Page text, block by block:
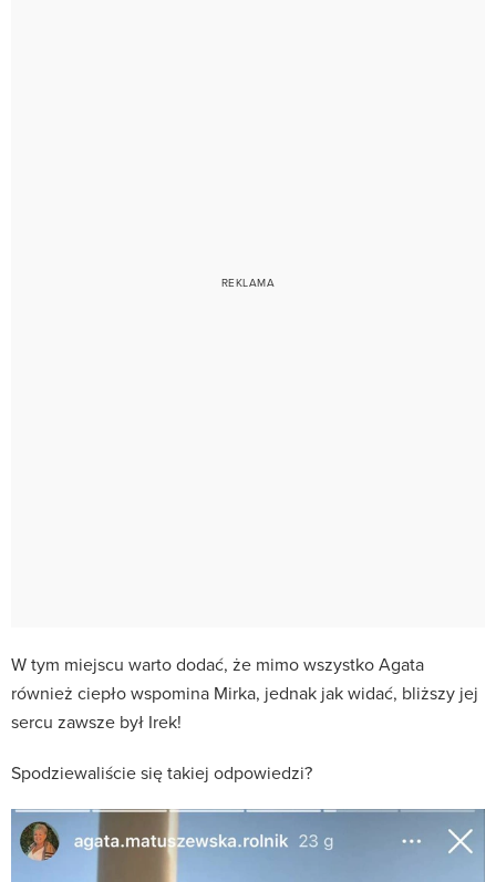
W tym miejscu warto dodać, że mimo wszystko Agata
również ciepło wspomina Mirka, jednak jak widać, bliższy jej
sercu zawsze był Irek!
Spodziewaliście się takiej odpowiedzi?